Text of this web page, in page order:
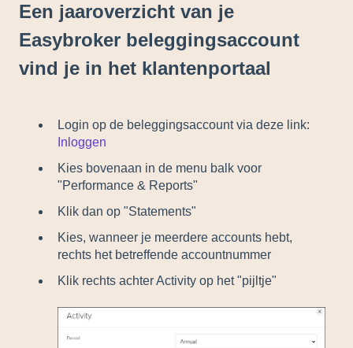
Een jaaroverzicht van je
Easybroker beleggingsaccount
vind je in het klantenportaal
Login op de beleggingsaccount via deze link:
Inloggen
Kies bovenaan in de menu balk voor
"Performance & Reports"
Klik dan op "Statements"
Kies, wanneer je meerdere accounts hebt,
rechts het betreffende accountnummer
Klik rechts achter Activity op het "pijltje"